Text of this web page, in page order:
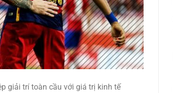
giải trí toàn cầu với giá trị kinh tế